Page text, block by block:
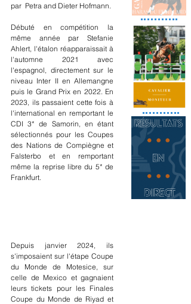
par  Petra and Dieter Hofmann.
Débuté en compétition la
même année par Stefanie
Ahlert, l'étalon réapparaissait à
l'automne 2021 avec
l'espagnol, directement sur le
niveau Inter II en Allemangne
puis le Grand Prix en 2022. En
2023, ils passaient cette fois à
l'international en remportant le
CDI 3* de Samorin, en étant
sélectionnés pour les Coupes
des Nations de Compiègne et
Falsterbo et en remportant
même la reprise libre du 5* de
Frankfurt.
Depuis janvier 2024, ils
s'imposaient sur l'étape Coupe
du Monde de Motesice, sur
celle de Mexico et gagnaient
leurs tickets pour les Finales
Coupe du Monde de Riyad et